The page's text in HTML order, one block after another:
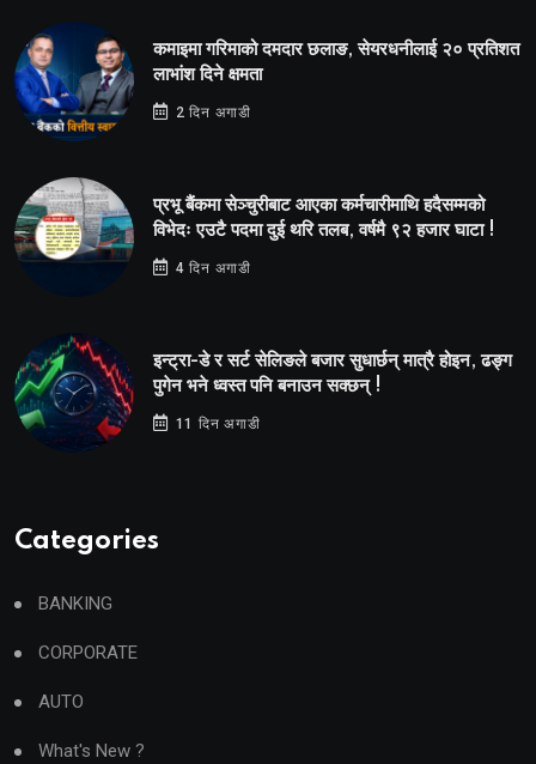
कमाइमा गरिमाको दमदार छलाङ, सेयरधनीलाई २० प्रतिशत
लाभांश दिने क्षमता
2 दिन अगाडी
प्रभू बैंकमा सेञ्चुरीबाट आएका कर्मचारीमाथि हदैसम्मको
विभेदः एउटै पदमा दुई थरि तलब, वर्षमै ९२ हजार घाटा !
4 दिन अगाडी
इन्ट्रा-डे र सर्ट सेलिङले बजार सुधार्छन् मात्रै होइन, ढङ्ग
पुगेन भने ध्वस्त पनि बनाउन सक्छन् !
11 दिन अगाडी
Categories
BANKING
CORPORATE
AUTO
What's New ?